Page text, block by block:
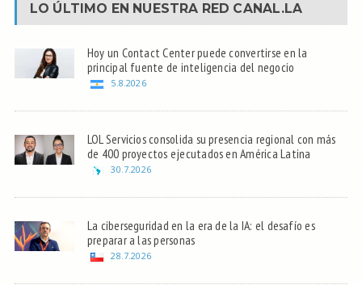
LO ÚLTIMO EN NUESTRA RED CANAL.LA
Hoy un Contact Center puede convertirse en la
principal fuente de inteligencia del negocio
5.8.2026
LOL Servicios consolida su presencia regional con más
de 400 proyectos ejecutados en América Latina
30.7.2026
La ciberseguridad en la era de la IA: el desafío es
preparar a las personas
28.7.2026